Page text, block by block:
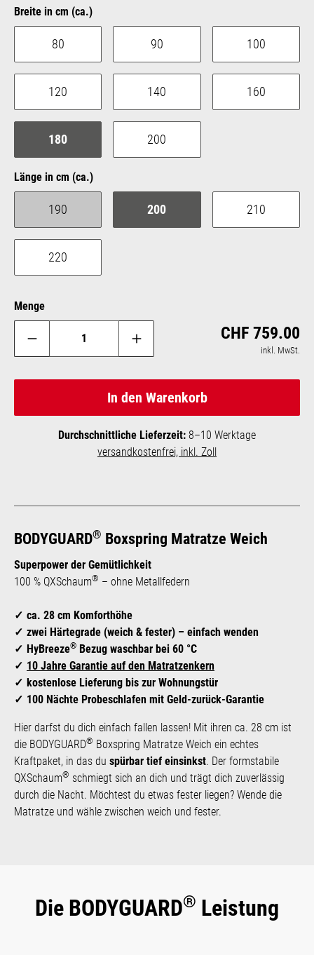
BODYGUARD® Boxspring Matratze Weich
Superpower der Gemütlichkeit
100 % QXSchaum® – ohne Metallfedern
ca. 28 cm Komforthöhe
zwei Härtegrade (weich & fester) – einfach wenden
HyBreeze® Bezug waschbar bei 60 °C
10 Jahre Garantie auf den Matratzenkern
kostenlose Lieferung bis zur Wohnungstür
100 Nächte Probeschlafen mit Geld-zurück-Garantie
Hier darfst du dich einfach fallen lassen! Mit ihren ca. 28 cm ist
die BODYGUARD® Boxspring Matratze Weich ein echtes
Kraftpaket, in das du spürbar tief einsinkst. Der formstabile
QXSchaum® schmiegt sich an dich und trägt dich zuverlässig
durch die Nacht. Möchtest du etwas fester liegen? Wende die
Matratze und wähle zwischen weich und fester.
Breite in cm (ca.)auswählen
80 90 100
120 140 160
180 200
Länge in cm (ca.)auswählen
190
(Diese Option ist zurzeit nicht verfügbar.)
200 210
220
Menge
CHF 759.00
inkl. MwSt.
In den Warenkorb
Durchschnittliche Lieferzeit: 8–10 Werktage
versandkostenfrei, inkl. Zoll
Die BODYGUARD® Leistung